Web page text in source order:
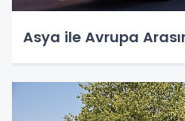
Asya ile Avrupa